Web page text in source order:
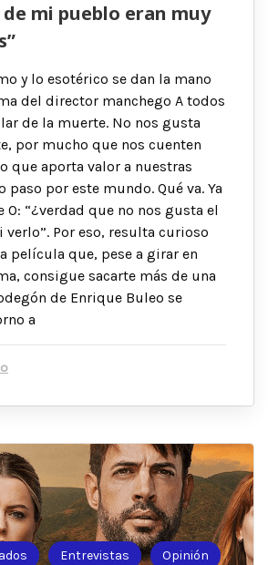
mi pueblo eran muy
y lo esotérico se dan la mano
del director manchego A todos
de la muerte. No nos gusta
por mucho que nos cuenten
que aporta valor a nuestras
paso por este mundo. Qué va. Ya
O: “¿verdad que no nos gusta el
Por eso, resulta curioso
película que, pese a girar en
consigue sacarte más de una
de Enrique Buleo se
a
Entrevistas Opinión